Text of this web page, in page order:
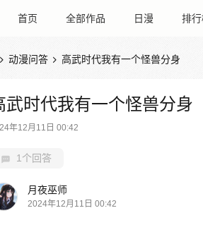
首页 全部作品 日漫 排
 动漫问答  高武时代我有一个怪兽分身
武时代我有一个怪兽分身
年12月11日 00:42
1个回答
月夜巫师
2024年12月11日 00:42